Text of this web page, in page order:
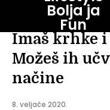
Bolja ja
Fun
Imaš krhke
Možeš ih
načine
8. veljače 2020.